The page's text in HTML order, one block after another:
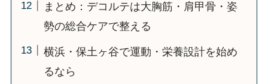
まとめ：デコルテは大胸筋・肩甲骨・姿
勢の総合ケアで整える
横浜・保土ヶ谷で運動・栄養設計を始め
るなら